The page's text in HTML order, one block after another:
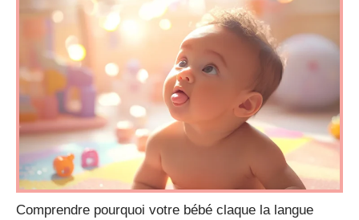
Comprendre pourquoi votre bébé claque la langue